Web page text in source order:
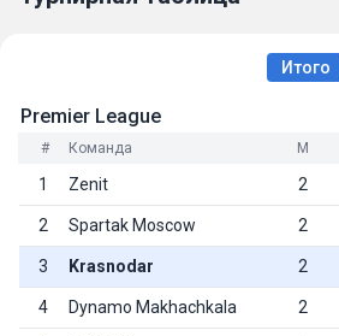
Итого
Premier League
# Команда М
1 Zenit 2
2 Spartak Moscow 2
3 Krasnodar 2
4 Dynamo Makhachkala 2